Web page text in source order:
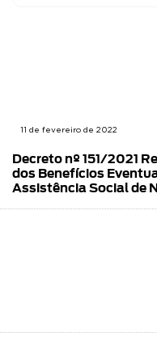
11 de fevereiro de 2022
Decreto nº 151/2021
dos Benefícios
Assistência Social de